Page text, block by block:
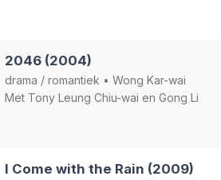
2046 (2004)
drama / romantiek • Wong Kar-wai
Met Tony Leung Chiu-wai en Gong Li
I Come with the Rain (2009)